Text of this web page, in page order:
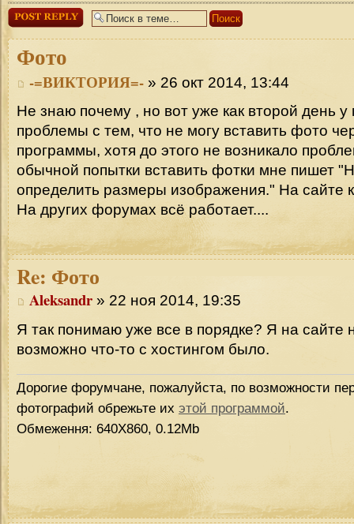
Ответить
Фото
-=ВИКТОРИЯ=- » 26 окт 2014, 13:44
Не знаю почему , но вот уже как второй день у
проблемы с тем, что не могу вставить фото
программы, хотя до этого не возникало
обычной попытки вставить фотки мне пишет
определить размеры изображения." На сайте
На других форумах всё работает....
Re: Фото
Aleksandr » 22 ноя 2014, 19:35
Я так понимаю уже все в порядке? Я на сайте
возможно что-то с хостингом было.
Дорогие форумчане, пожалуйста, по возможности
фотографий обрежьте их этой программой.
Обмеження: 640Х860, 0.12Mb